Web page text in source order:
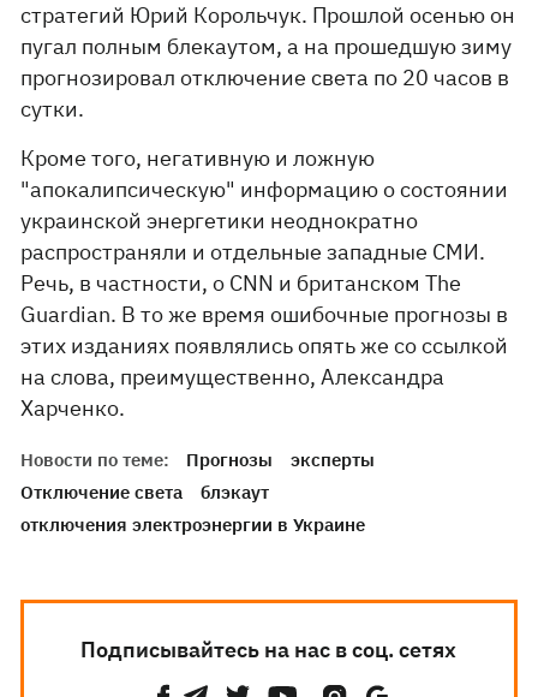
стратегий Юрий Корольчук. Прошлой осенью он
пугал полным блекаутом, а на прошедшую зиму
прогнозировал отключение света по 20 часов в
сутки.
Кроме того, негативную и ложную
"апокалипсическую" информацию о состоянии
украинской энергетики неоднократно
распространяли и отдельные западные СМИ.
Речь, в частности, о CNN и британском The
Guardian. В то же время ошибочные прогнозы в
этих изданиях появлялись опять же со ссылкой
на слова, преимущественно, Александра
Харченко.
Новости по теме: Прогнозы
эксперты
Отключение света
блэкаут
отключения электроэнергии в Украине
Подписывайтесь на нас в соц. сетях